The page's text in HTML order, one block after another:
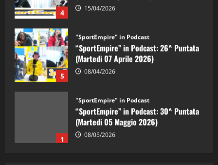
4 15/04/2026
5
"SportEmpire" in Podcast
“SportEmpire” in Podcast: 26^ Puntata
(Martedi 07 Aprile 2026)
08/04/2026
1
"SportEmpire" in Podcast
“SportEmpire” in Podcast: 30^ Puntata
(Martedi 05 Maggio 2026)
08/05/2026